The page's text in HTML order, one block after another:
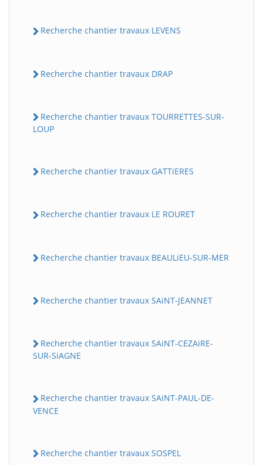
Recherche chantier travaux LEVENS
Recherche chantier travaux DRAP
Recherche chantier travaux TOURRETTES-SUR-
LOUP
Recherche chantier travaux GATTiERES
Recherche chantier travaux LE ROURET
Recherche chantier travaux BEAULiEU-SUR-MER
Recherche chantier travaux SAiNT-JEANNET
Recherche chantier travaux SAiNT-CEZAiRE-
SUR-SiAGNE
Recherche chantier travaux SAiNT-PAUL-DE-
VENCE
Recherche chantier travaux SOSPEL